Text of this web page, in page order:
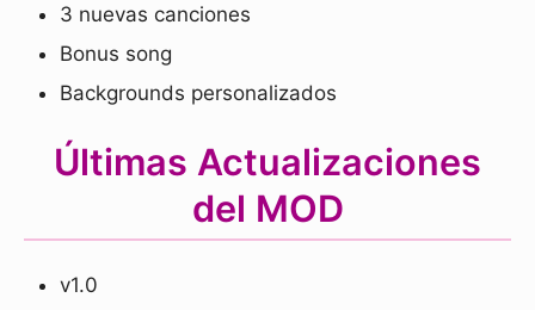
3 nuevas canciones
Bonus song
Backgrounds personalizados
Últimas Actualizaciones
del MOD
v1.0